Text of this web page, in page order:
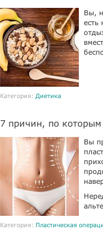
Вы,
есть
Категория: Диетика
7 причин, по
Вы
Категория: Пластическая